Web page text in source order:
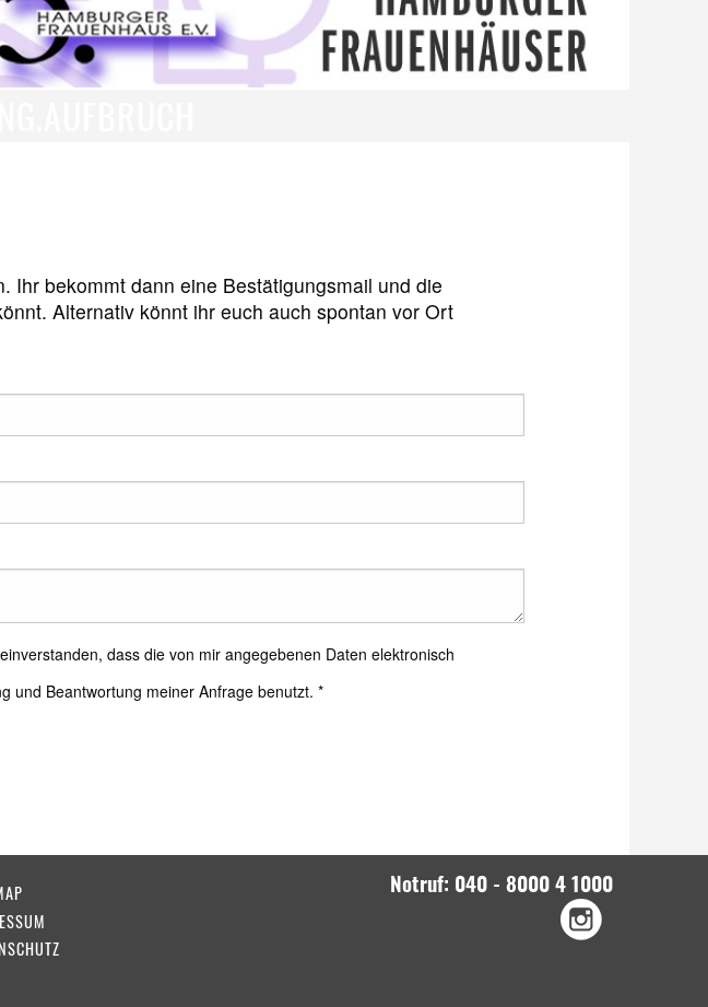
Ihr bekommt dann eine Bestätigungsmail und die
Alternativ könnt ihr euch auch spontan vor Ort
dass die von mir angegebenen Daten elektronisch
und Beantwortung meiner Anfrage benutzt. *
Notruf: 040 - 8000 4 1000